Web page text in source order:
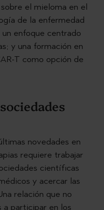
el mieloma en el
de la enfermedad
enfoque centrado
y una formación en
T como opción de
novedades en
requiere trabajar
científicas
y acercar las
relación que no
a participar en los